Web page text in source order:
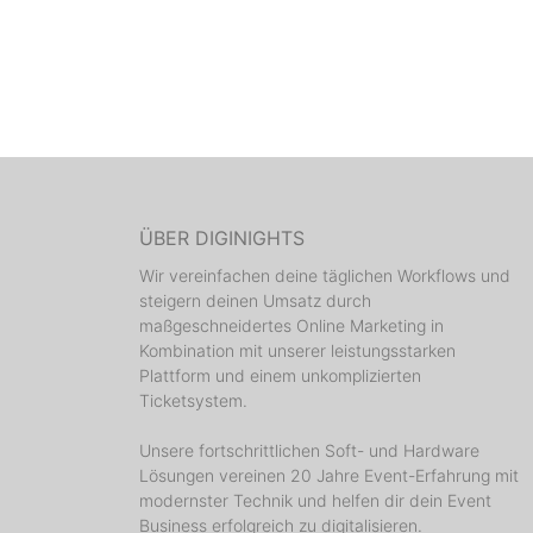
ÜBER DIGINIGHTS
Wir vereinfachen deine täglichen Workflows und
steigern deinen Umsatz durch
maßgeschneidertes Online Marketing in
Kombination mit unserer leistungsstarken
Plattform und einem unkomplizierten
Ticketsystem.
Unsere fortschrittlichen Soft- und Hardware
Lösungen vereinen 20 Jahre Event-Erfahrung mit
modernster Technik und helfen dir dein Event
Business erfolgreich zu digitalisieren.